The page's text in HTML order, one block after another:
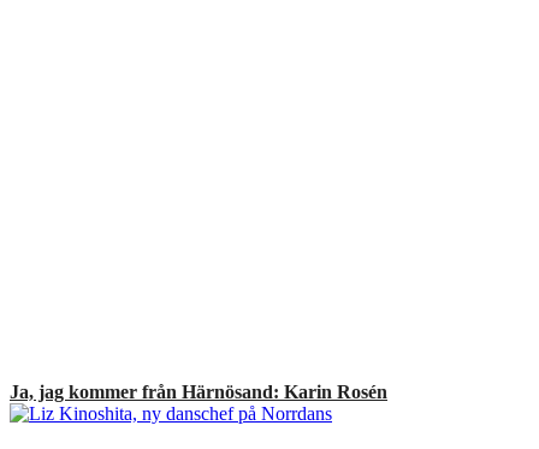
Ja, jag kommer från Härnösand: Karin Rosén